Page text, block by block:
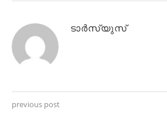
ടാർസ്യുസ്
previous post